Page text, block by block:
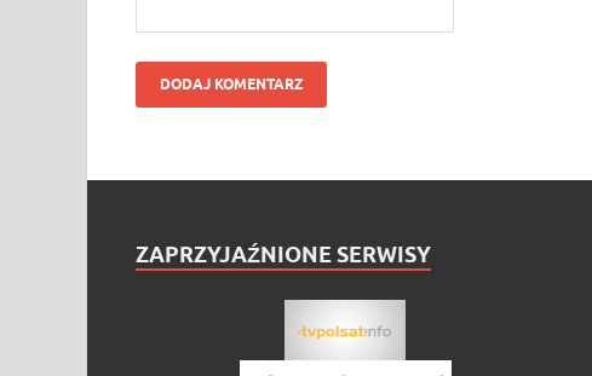
ZAPRZYJAŹNIONE SERWISY